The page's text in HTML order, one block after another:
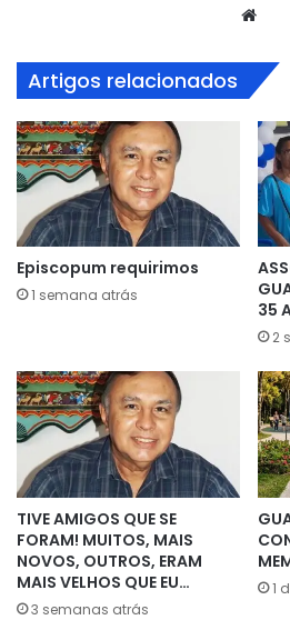
Artigos relacionados
Episcopum requirimos
1 semana atrás
35
2
TIVE AMIGOS QUE SE
FORAM! MUITOS, MAIS
NOVOS, OUTROS, ERAM
MAIS VELHOS QUE EU…
3 semanas atrás
1